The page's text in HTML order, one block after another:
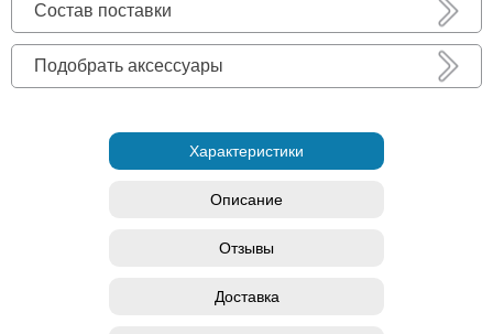
Состав поставки
Подобрать аксессуары
Характеристики
Описание
Отзывы
Доставка